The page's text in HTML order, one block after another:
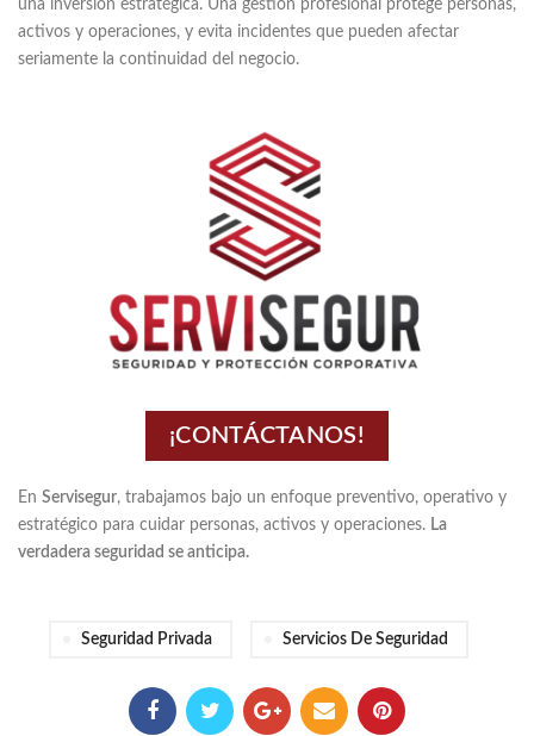
una inversión estratégica. Una gestión profesional protege personas,
activos y operaciones, y evita incidentes que pueden afectar
seriamente la continuidad del negocio.
¡CONTÁCTANOS!
En Servisegur, trabajamos bajo un enfoque preventivo, operativo y
estratégico para cuidar personas, activos y operaciones. La
verdadera seguridad se anticipa.
Seguridad Privada Servicios De Seguridad